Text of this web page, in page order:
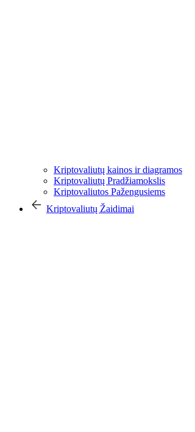
Kriptovaliutų kainos ir diagramos
Kriptovaliutų Pradžiamokslis
Kriptovaliutos Pažengusiems
Kriptovaliutų Žaidimai